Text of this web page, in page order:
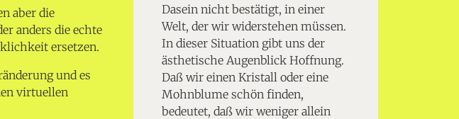
aber die
anders die echte
ersetzen.
und es
virtuellen
Dasein nicht bestätigt, in einer
Welt, der wir widerstehen müssen.
In dieser Situation gibt uns der
ästhetische Augenblick Hoffnung.
Daß wir einen Kristall oder eine
Mohnblume schön finden,
bedeutet, daß wir weniger allein